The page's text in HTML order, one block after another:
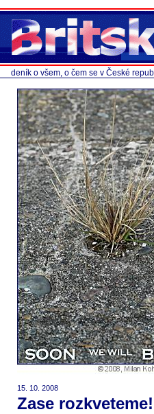
deník o všem, o čem se v České
15. 10. 2008
Zase rozkveteme!